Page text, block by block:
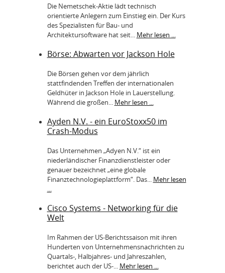
Die Nemetschek-Aktie lädt technisch
orientierte Anlegern zum Einstieg ein. Der Kurs
des Spezialisten für Bau- und
Architektursoftware hat seit... Mehr lesen ...
Börse: Abwarten vor Jackson Hole
Die Börsen gehen vor dem jährlich
stattfindenden Treffen der internationalen
Geldhüter in Jackson Hole in Lauerstellung.
Während die großen... Mehr lesen ...
Ayden N.V. - ein EuroStoxx50 im
Crash-Modus
Das Unternehmen „Adyen N.V.“ ist ein
niederländischer Finanzdienstleister oder
genauer bezeichnet „eine globale
Finanztechnologieplattform“. Das... Mehr lesen
...
Cisco Systems - Networking für die
Welt
Im Rahmen der US-Berichtssaison mit ihren
Hunderten von Unternehmensnachrichten zu
Quartals-, Halbjahres- und Jahreszahlen,
berichtet auch der US-... Mehr lesen ...